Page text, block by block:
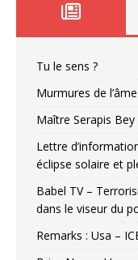
Tu le sens ?
Murmures de
Maître Serapis Bey
Lettre
éclipse solaire et
Babel TV –
dans le viseur du
Remarks : Usa –